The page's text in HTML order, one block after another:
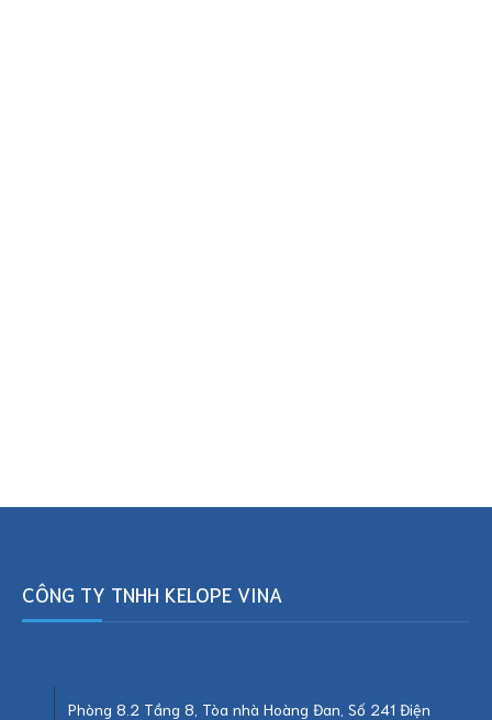
CÔNG TY TNHH KELOPE VINA
Phòng 8.2 Tầng 8, Tòa nhà Hoàng Đan, Số 241 Điện